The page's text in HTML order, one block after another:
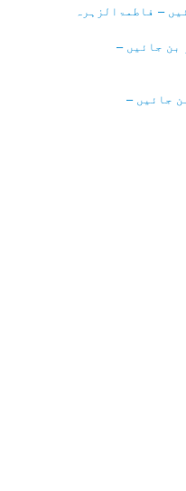
– فاطمۃالزہرہ
بن جائیں –
جائیں –